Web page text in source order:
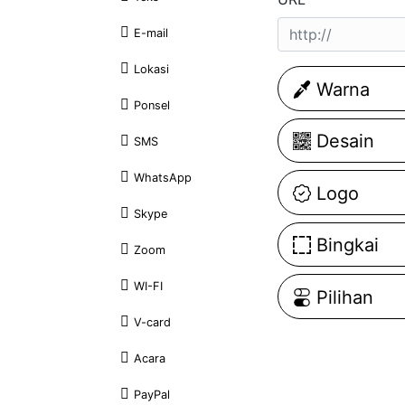
E-mail
Lokasi
Ponsel
SMS
WhatsApp
Skype
Zoom
WI-FI
V-card
Acara
PayPal
Warna
Desain
Logo
Bingkai
Pilihan